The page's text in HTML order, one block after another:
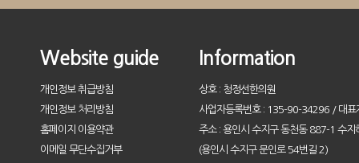
Website guide
개인정보 취급방침
개인정보 처리방침
홈페이지 이용약관
이메일 무단수집거부
Information
상호 : 청정선한의원
사업자등록번호 : 135-90-34296 / 대표
주소 : 용인시 수지구 동천동 887-1 수지
(용인시 수지구 문인로 54번길 2)